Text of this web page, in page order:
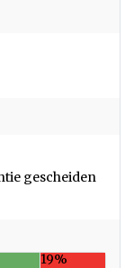
gescheiden
19%